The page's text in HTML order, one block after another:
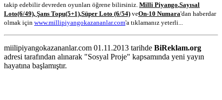
takip edebilir devreden oyunları öğrene bilirsiniz. Milli Piyango,Sayısal
Loto(6/49), Şans Topu(5+1),Süper Loto (6/54) veOn-10 Numara'dan haberdar
olmak için www.millipiyangokazananlar.com'a tıklamanız yeterli...
miilipiyangokazananlar.com 01.11.2013 tarihde BiReklam.org
adresi tarafından alınarak "Sosyal Proje" kapsamında yeni yayın
hayatına başlamıştır.